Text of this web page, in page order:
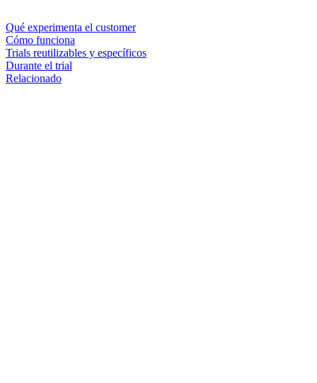
Qué experimenta el customer
Cómo funciona
Trials reutilizables y específicos
Durante el trial
Relacionado